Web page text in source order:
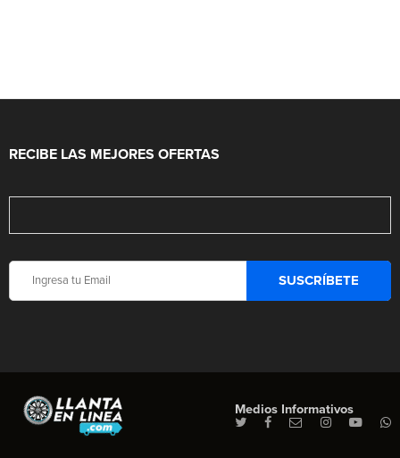
RECIBE LAS MEJORES OFERTAS
Medios Informativos